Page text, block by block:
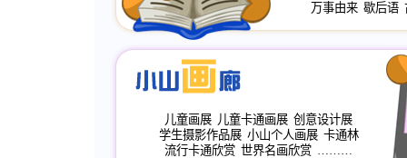
万事由来 歇后语
儿童画展 儿童卡通画展 创意设计展
学生摄影作品展 小山个人画展 卡通林
流行卡通欣赏 世界名画欣赏 ………